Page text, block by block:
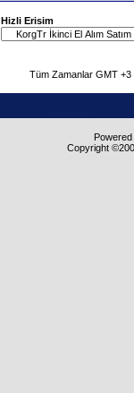
Hizli Erisim
Tüm Zamanlar GMT
Copyright